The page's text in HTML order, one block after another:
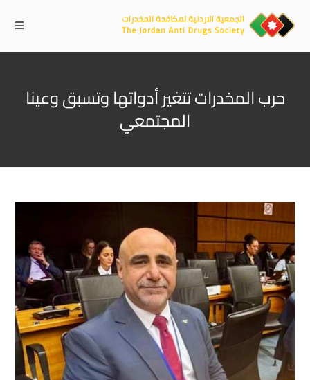
حرب المخدرات تتغير أدواتها وتسبق وعينا
المجتمعي